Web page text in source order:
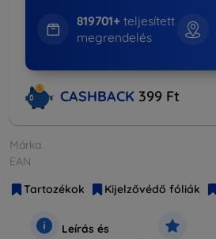
819701+teljesített
megrendelés
CASHBACK 399 Ft
Márka
EAN
Tartozékok
Kijelzővédő fóliák
Leírás és